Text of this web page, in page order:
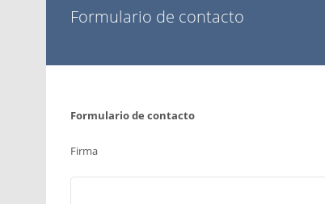
Formulario de contacto
Formulario de contacto
Firma